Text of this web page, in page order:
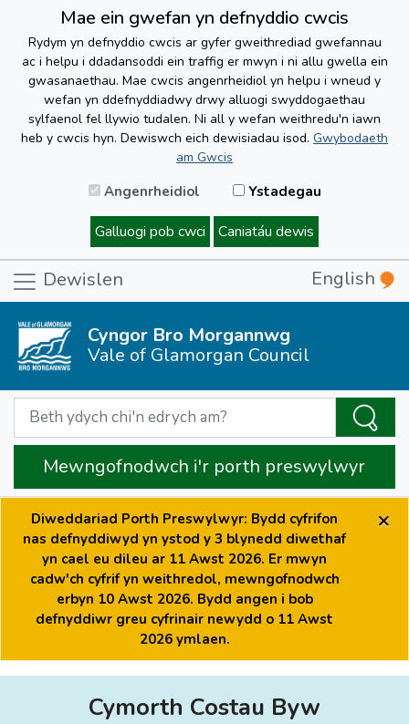
Mae ein gwefan yn defnyddio cwcis
Rydym yn defnyddio cwcis ar gyfer gweithrediad gwefannau
ac i helpu i ddadansoddi ein traffig er mwyn i ni allu gwella ein
gwasanaethau. Mae cwcis angenrheidiol yn helpu i wneud y
wefan yn ddefnyddiadwy drwy alluogi swyddogaethau
sylfaenol fel llywio tudalen. Ni all y wefan weithredu'n iawn
heb y cwcis hyn. Dewiswch eich dewisiadau isod. Gwybodaeth
am Gwcis
Angenrheidiol Ystadegau
Galluogi pob cwci Caniatáu dewis
Dewislen English
Cyngor Bro Morgannwg
Vale of Glamorgan Council
Mewngofnodwch i'r porth preswylwyr
Diweddariad Porth Preswylwyr: Bydd cyfrifon
nas defnyddiwyd yn ystod y 3 blynedd diwethaf
yn cael eu dileu ar 11 Awst 2026. Er mwyn
cadw'ch cyfrif yn weithredol, mewngofnodwch
erbyn 10 Awst 2026. Bydd angen i bob
defnyddiwr greu cyfrinair newydd o 11 Awst
2026 ymlaen.
×
Cymorth Costau Byw